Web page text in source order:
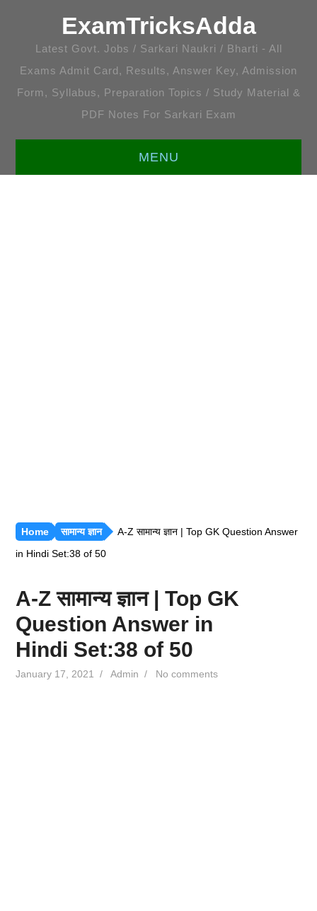
ExamTricksAdda
Latest Govt. Jobs / Sarkari Naukri / Bharti - All
Exams Admit Card, Results, Answer Key, Admission
Form, Syllabus, Preparation Topics / Study Material &
PDF Notes For Sarkari Exam
MENU
Home सामान्य ज्ञान
A-Z सामान्य ज्ञान | Top GK Question Answer
in Hindi Set:38 of 50
A-Z सामान्य ज्ञान | Top GK
Question Answer in
Hindi Set:38 of 50
January 17, 2021 /Admin / No comments